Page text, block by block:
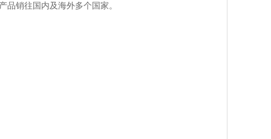
销往国内及海外多个国家。